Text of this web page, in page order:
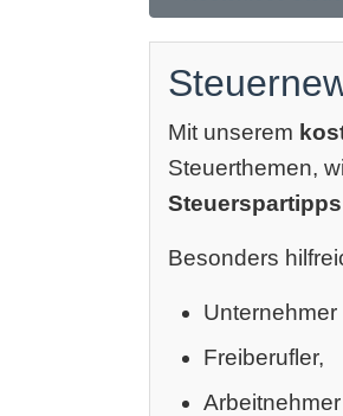
Mit unserem
Steuerthemen,
Steuerspartipps
Besonders
Freiberufler,